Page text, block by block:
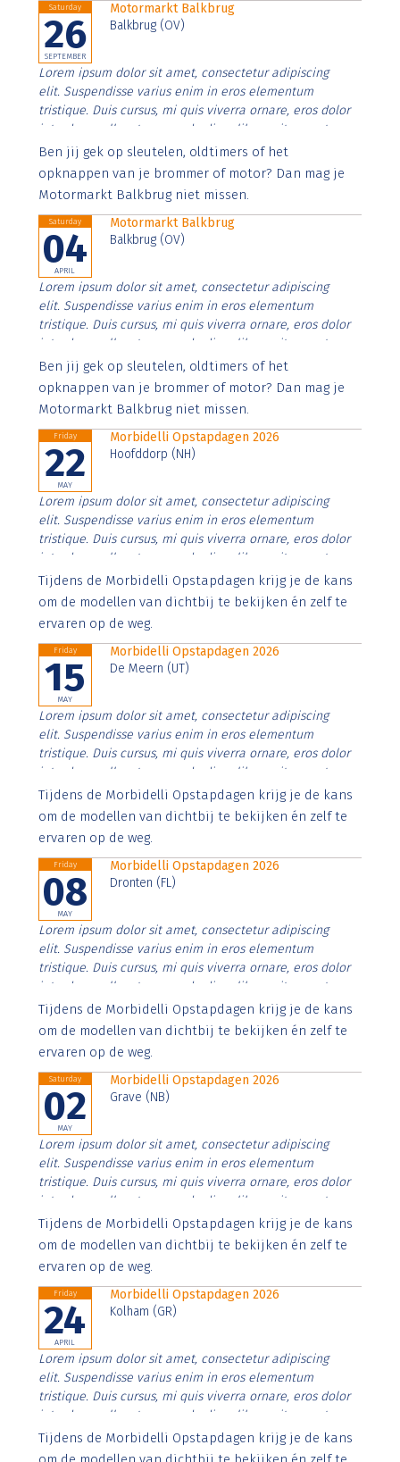
Saturday
26
SEPTEMBER
Motormarkt Balkbrug
Balkbrug (OV)
Lorem ipsum dolor sit amet, consectetur adipiscing
elit. Suspendisse varius enim in eros elementum
tristique. Duis cursus, mi quis viverra ornare, eros dolor
interdum nulla, ut commodo diam libero vitae erat.
Aenean faucibus nibh et justo cursus id rutrum lorem
imperdiet. Nunc ut sem vitae risus tristique posuere.
Ben jij gek op sleutelen, oldtimers of het
opknappen van je brommer of motor? Dan mag je
Motormarkt Balkbrug niet missen.
Saturday
04
APRIL
Motormarkt Balkbrug
Balkbrug (OV)
Lorem ipsum dolor sit amet, consectetur adipiscing
elit. Suspendisse varius enim in eros elementum
tristique. Duis cursus, mi quis viverra ornare, eros dolor
interdum nulla, ut commodo diam libero vitae erat.
Aenean faucibus nibh et justo cursus id rutrum lorem
imperdiet. Nunc ut sem vitae risus tristique posuere.
Ben jij gek op sleutelen, oldtimers of het
opknappen van je brommer of motor? Dan mag je
Motormarkt Balkbrug niet missen.
Friday
22
MAY
Morbidelli Opstapdagen 2026
Hoofddorp (NH)
Lorem ipsum dolor sit amet, consectetur adipiscing
elit. Suspendisse varius enim in eros elementum
tristique. Duis cursus, mi quis viverra ornare, eros dolor
interdum nulla, ut commodo diam libero vitae erat.
Aenean faucibus nibh et justo cursus id rutrum lorem
imperdiet. Nunc ut sem vitae risus tristique posuere.
Tijdens de Morbidelli Opstapdagen krijg je de kans
om de modellen van dichtbij te bekijken én zelf te
ervaren op de weg.
Friday
15
MAY
Morbidelli Opstapdagen 2026
De Meern (UT)
Lorem ipsum dolor sit amet, consectetur adipiscing
elit. Suspendisse varius enim in eros elementum
tristique. Duis cursus, mi quis viverra ornare, eros dolor
interdum nulla, ut commodo diam libero vitae erat.
Aenean faucibus nibh et justo cursus id rutrum lorem
imperdiet. Nunc ut sem vitae risus tristique posuere.
Tijdens de Morbidelli Opstapdagen krijg je de kans
om de modellen van dichtbij te bekijken én zelf te
ervaren op de weg.
Friday
08
MAY
Morbidelli Opstapdagen 2026
Dronten (FL)
Lorem ipsum dolor sit amet, consectetur adipiscing
elit. Suspendisse varius enim in eros elementum
tristique. Duis cursus, mi quis viverra ornare, eros dolor
interdum nulla, ut commodo diam libero vitae erat.
Aenean faucibus nibh et justo cursus id rutrum lorem
imperdiet. Nunc ut sem vitae risus tristique posuere.
Tijdens de Morbidelli Opstapdagen krijg je de kans
om de modellen van dichtbij te bekijken én zelf te
ervaren op de weg.
Saturday
02
MAY
Morbidelli Opstapdagen 2026
Grave (NB)
Lorem ipsum dolor sit amet, consectetur adipiscing
elit. Suspendisse varius enim in eros elementum
tristique. Duis cursus, mi quis viverra ornare, eros dolor
interdum nulla, ut commodo diam libero vitae erat.
Aenean faucibus nibh et justo cursus id rutrum lorem
imperdiet. Nunc ut sem vitae risus tristique posuere.
Tijdens de Morbidelli Opstapdagen krijg je de kans
om de modellen van dichtbij te bekijken én zelf te
ervaren op de weg.
Friday
24
APRIL
Morbidelli Opstapdagen 2026
Kolham (GR)
Lorem ipsum dolor sit amet, consectetur adipiscing
elit. Suspendisse varius enim in eros elementum
tristique. Duis cursus, mi quis viverra ornare, eros dolor
interdum nulla, ut commodo diam libero vitae erat.
Aenean faucibus nibh et justo cursus id rutrum lorem
imperdiet. Nunc ut sem vitae risus tristique posuere.
Tijdens de Morbidelli Opstapdagen krijg je de kans